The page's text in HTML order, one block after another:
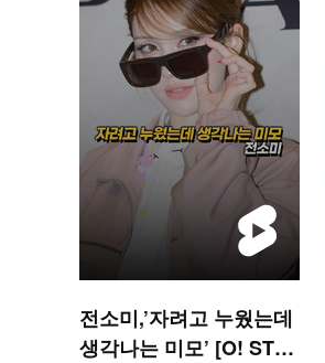
전소미,’자려고 누웠는데
생각나는 미모’ [O! STA